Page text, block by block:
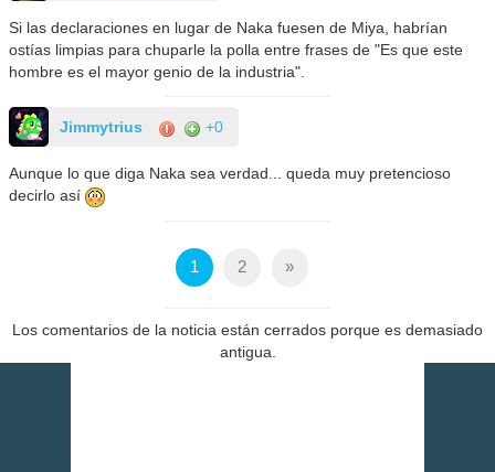
Si las declaraciones en lugar de Naka fuesen de Miya, habrían
ostías limpias para chuparle la polla entre frases de "Es que este
hombre es el mayor genio de la industria".
Jimmytrius +0
Aunque lo que diga Naka sea verdad... queda muy pretencioso
decirlo así
1 2 »
Los comentarios de la noticia están cerrados porque es demasiado
antigua.